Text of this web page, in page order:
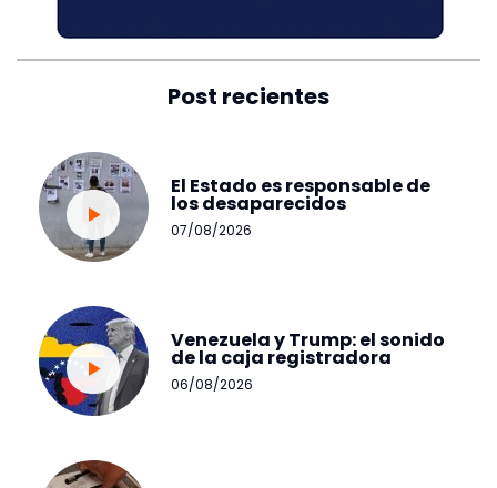
Post recientes
El Estado es responsable de
los desaparecidos
07/08/2026
Venezuela y Trump: el sonido
de la caja registradora
06/08/2026